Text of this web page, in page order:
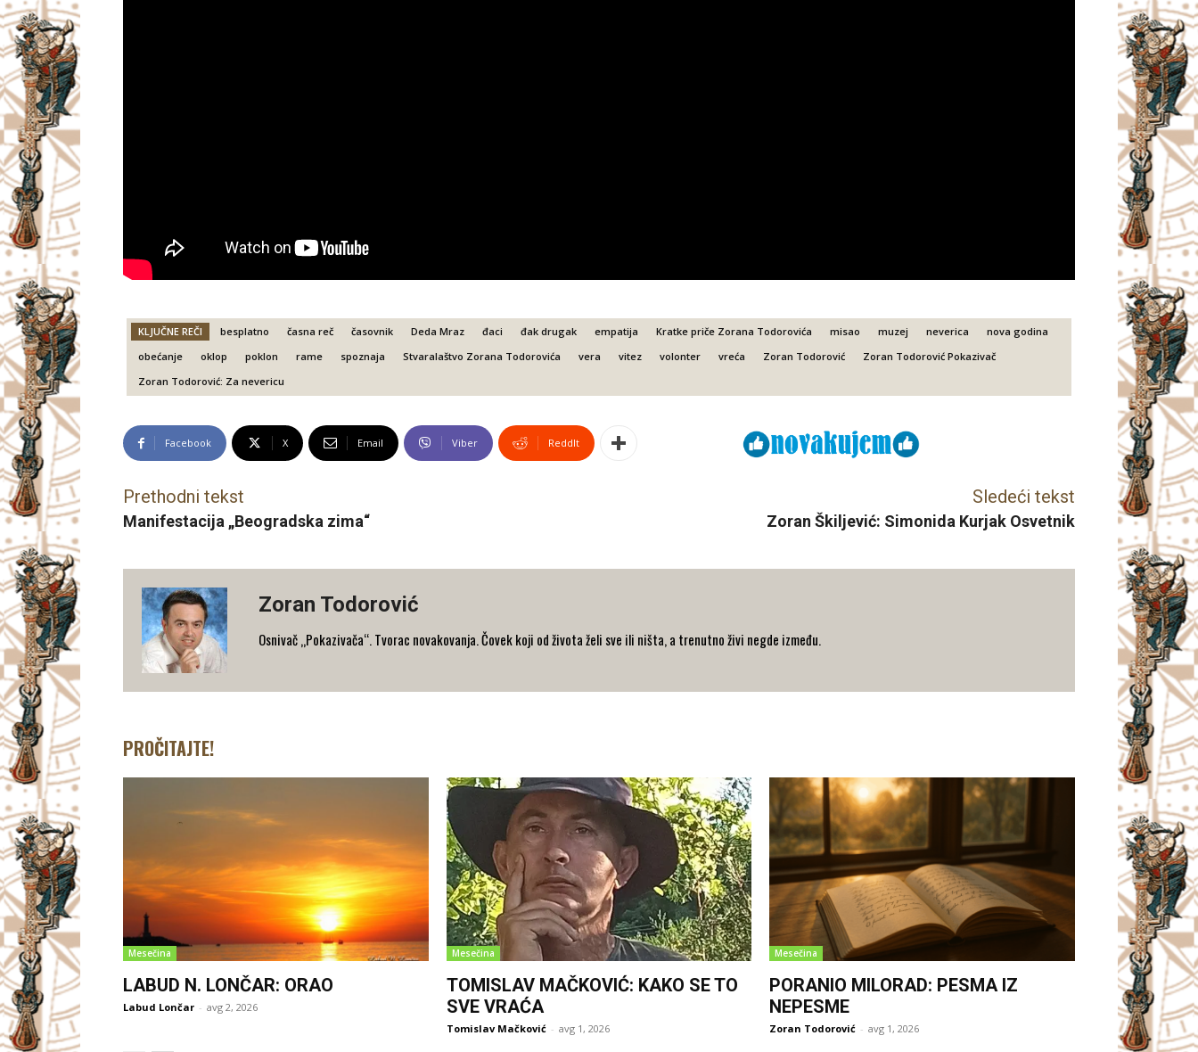
KLJUČNE REČI besplatno časna reč časovnik Deda Mraz đaci đak drugak empatija Kratke priče Zorana Todorovića misao muzej neverica
nova godina
obećanje
oklop poklon rame spoznaja Stvaralaštvo Zorana Todorovića vera vitez volonter vreća Zoran Todorović
Zoran Todorović Pokazivač
Zoran Todorović: Za nevericu
Facebook X Email Viber ReddIt
Prethodni tekst
Manifestacija „Beogradska zima“
Sledeći tekst
Zoran Škiljević: Simonida Kurjak Osvetnik
Zoran Todorović
Osnivač „Pokazivača“. Tvorac novakovanja. Čovek koji od života želi sve ili ništa, a trenutno živi negde između.
PROČITAJTE!
Mesečina
LABUD N. LONČAR: ORAO
Labud Lončar - avg 2, 2026
Mesečina
TOMISLAV MAČKOVIĆ: KAKO SE TO
SVE VRAĆA
Tomislav Mačković - avg 1, 2026
Mesečina
PORANIO MILORAD: PESMA IZ
NEPESME
Zoran Todorović - avg 1, 2026